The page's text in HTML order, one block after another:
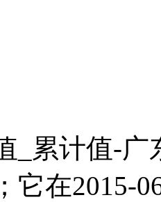
_累计值-广
它在2015-